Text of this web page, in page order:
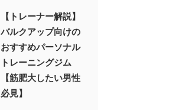
【トレーナー解説】
バルクアップ向けの
おすすめパーソナル
トレーニングジム
【筋肥大したい男性
必見】